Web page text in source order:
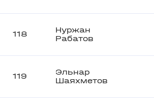
118
Нуржан
Рабатов
119
Эльнар
Шаяхметов